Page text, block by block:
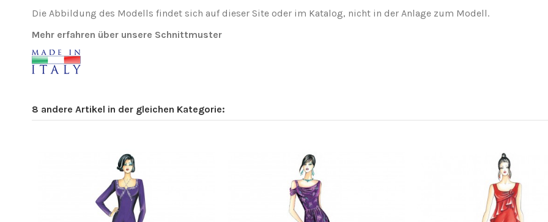
Die Abbildung des Modells findet sich auf dieser Site oder im Katalog, nicht in der Anlage zum Modell.
Mehr erfahren über unsere Schnittmuster
8 andere Artikel in der gleichen Kategorie: